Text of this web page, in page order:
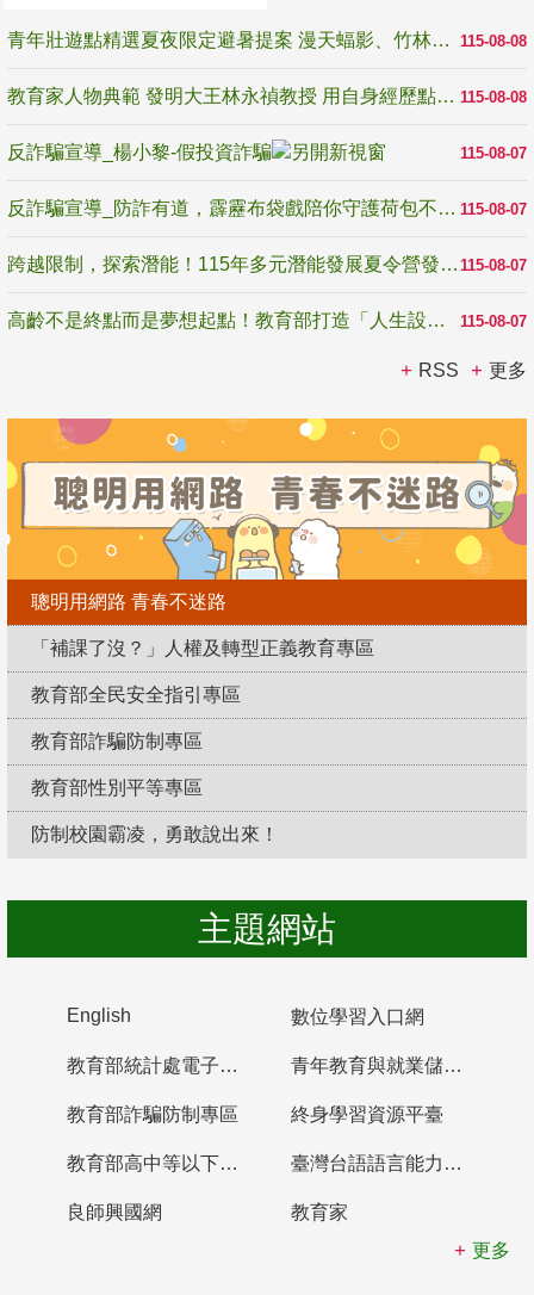
115-08-08
青年壯遊點精選夏夜限定避暑提案 漫天蝠影、竹林尋蛙、茶香夜觀 邀青年暮色出發
115-08-08
教育家人物典範 發明大王林永禎教授 用自身經歷點亮學生的路
115-08-07
反詐騙宣導_楊小黎-假投資詐騙
115-08-07
反詐騙宣導_防詐有道，霹靂布袋戲陪你守護荷包不受騙
115-08-07
跨越限制，探索潛能！115年多元潛能發展夏令營發掘生命無限可能
115-08-07
高齡不是終點而是夢想起點！教育部打造「人生設計夢工場」 參展第3屆高齡健康產業博覽會
RSS 更多
聰明用網路 青春不迷路
「補課了沒？」人權及轉型正義教育專區
教育部全民安全指引專區
教育部詐騙防制專區
教育部性別平等專區
防制校園霸凌，勇敢說出來！
主題網站
English 數位學習入口網
教育部統計處電子書櫃 青年教育與就業儲蓄帳戶
教育部詐騙防制專區 終身學習資源平臺
教育部高中等以下學校及幼兒園教師資格檢定考試 臺灣台語語言能力認證網站
良師興國網
教育家
更多